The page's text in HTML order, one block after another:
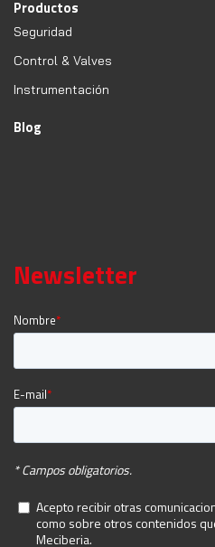
Productos
Seguridad
Control & Valves
Instrumentación
Blog